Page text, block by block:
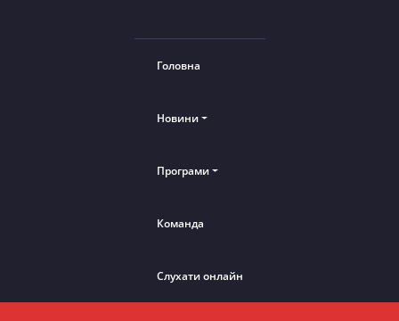
Головна
Новини
Програми
Команда
Слухати онлайн